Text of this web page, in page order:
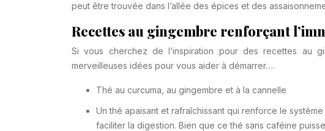
peut être trouvée dans l’allée des épices et des
Recettes au gingembre renforçant
Si vous cherchez de l’inspiration pour des recettes au
merveilleuses idées pour vous aider à démarrer….
Thé au curcuma, au gingembre et à la cannelle
Un thé apaisant et rafraîchissant qui renforce le
faciliter la digestion. Bien que ce thé sans caféine